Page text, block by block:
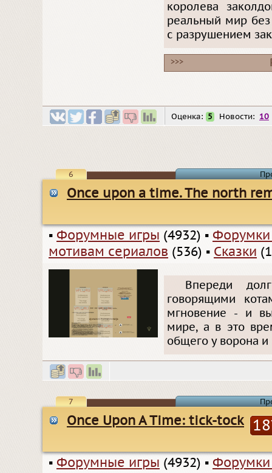
королева
реальный мир
с разрушением
>>>
Оценка: 5 Новости: 10
6
Once upon a time. The north
▪ Форумные игры (4932) ▪
мотивам сериалов (536) ▪ Сказки
Впереди
говорящими
мгновение - и вы
мире, а в это
общего у ворона и
7
Once Upon A Time: tick-tock 18
▪ Форумные игры (4932) ▪